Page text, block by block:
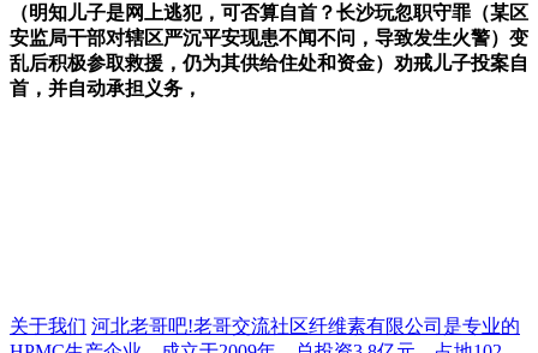
（明知儿子是网上逃犯，可否算自首？长沙玩忽职守罪（某区
安监局干部对辖区严沉平安现患不闻不问，导致发生火警）变
乱后积极参取救援，仍为其供给住处和资金）劝戒儿子投案自
首，并自动承担义务，
关于我们 河北老哥吧!老哥交流社区纤维素有限公司是专业的